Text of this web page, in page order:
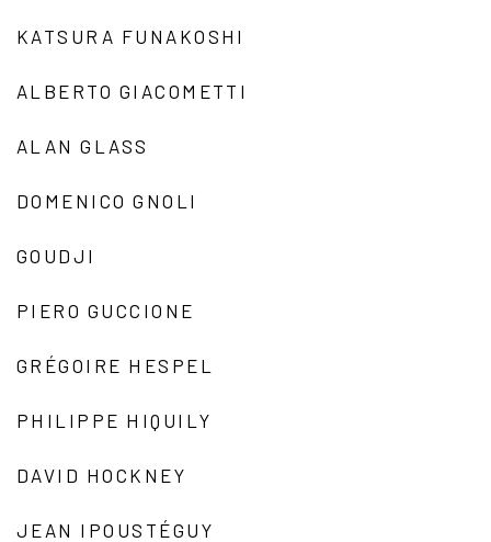
KATSURA FUNAKOSHI
ALBERTO GIACOMETTI
ALAN GLASS
DOMENICO GNOLI
GOUDJI
PIERO GUCCIONE
GRÉGOIRE HESPEL
PHILIPPE HIQUILY
DAVID HOCKNEY
JEAN IPOUSTÉGUY